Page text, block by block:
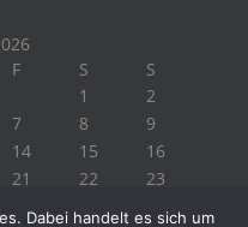
F S
S
1
2
7 8
9
14 15
16
21 22
23
Dabei handelt es sich um